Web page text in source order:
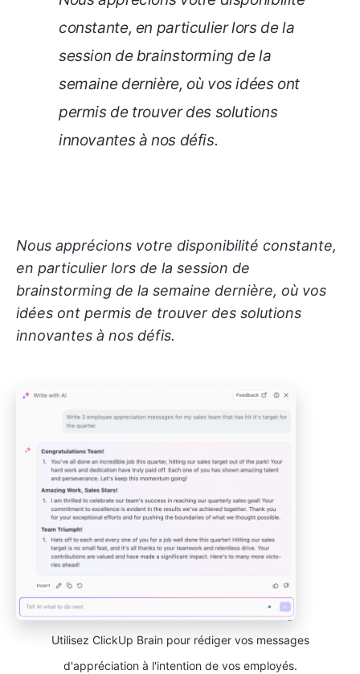
constante, en particulier lors de la
session de brainstorming de la
semaine dernière, où vos idées ont
permis de trouver des solutions
innovantes à nos défis.
Nous apprécions votre disponibilité constante,
en particulier lors de la session de
brainstorming de la semaine dernière, où vos
idées ont permis de trouver des solutions
innovantes à nos défis.
Utilisez ClickUp Brain pour rédiger vos messages
d'appréciation à l'intention de vos employés.